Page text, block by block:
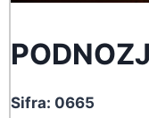
Sifra: 0665